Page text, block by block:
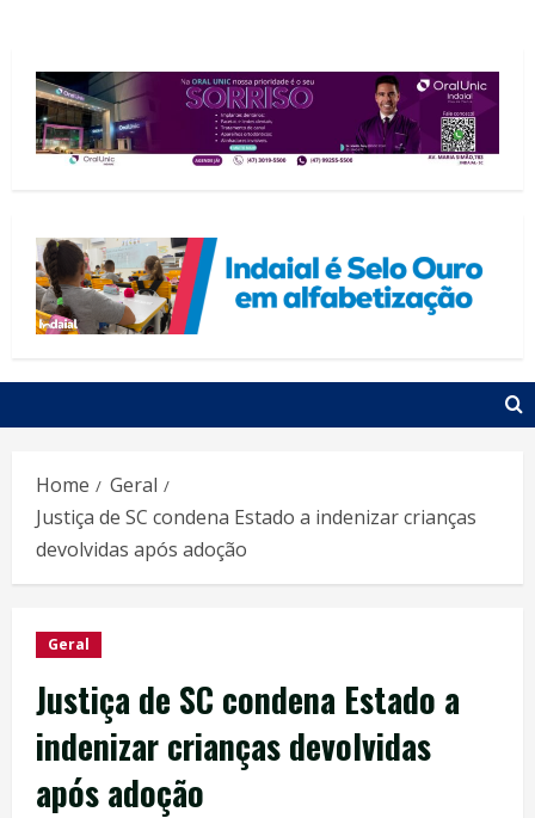
Home
Geral
Justiça de SC condena Estado a indenizar crianças
devolvidas após adoção
Geral
Justiça de SC condena Estado a
indenizar crianças devolvidas
após adoção